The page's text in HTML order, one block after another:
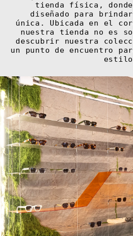
tienda física,
diseñado para
única. Ubicada en el
nuestra tienda no es
descubrir nuestra
un punto de encuentro
estilo
Afganistán (AFN
؋)
Albania (ALL L)
Alemania (EUR
€)
Andorra (EUR €)